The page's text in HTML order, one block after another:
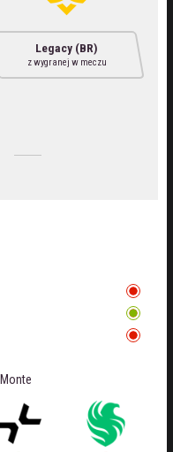
Legacy (BR)
z wygranej w meczu
Monte